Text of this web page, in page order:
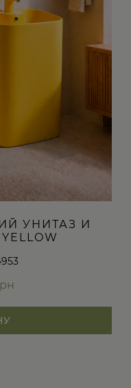
УНИТАЗ И